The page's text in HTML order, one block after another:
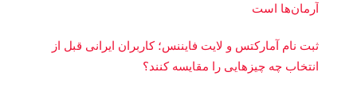
آرمان‌ها است
ثبت نام آمارکتس و لایت فایننس؛ کاربران ایرانی قبل از
انتخاب چه چیزهایی را مقایسه کنند؟